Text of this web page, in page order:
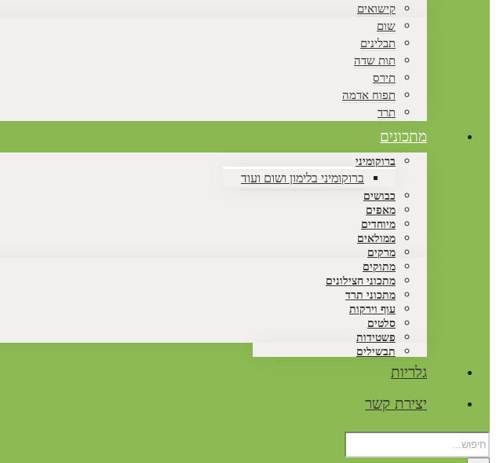
קישואים
שום
תבלינים
תות שדה
תירס
תפוח אדמה
תרד
מתכונים
ברוקומיני
ברוקומיני בלימון ושום ועוד
כבושים
מאפים
מיוחדים
ממולאים
מרקים
מתוקים
מתכוני חצילונים
מתכוני תרד
עוף וירקות
סלטים
פשטידות
תבשילים
גלריות
יצירת קשר